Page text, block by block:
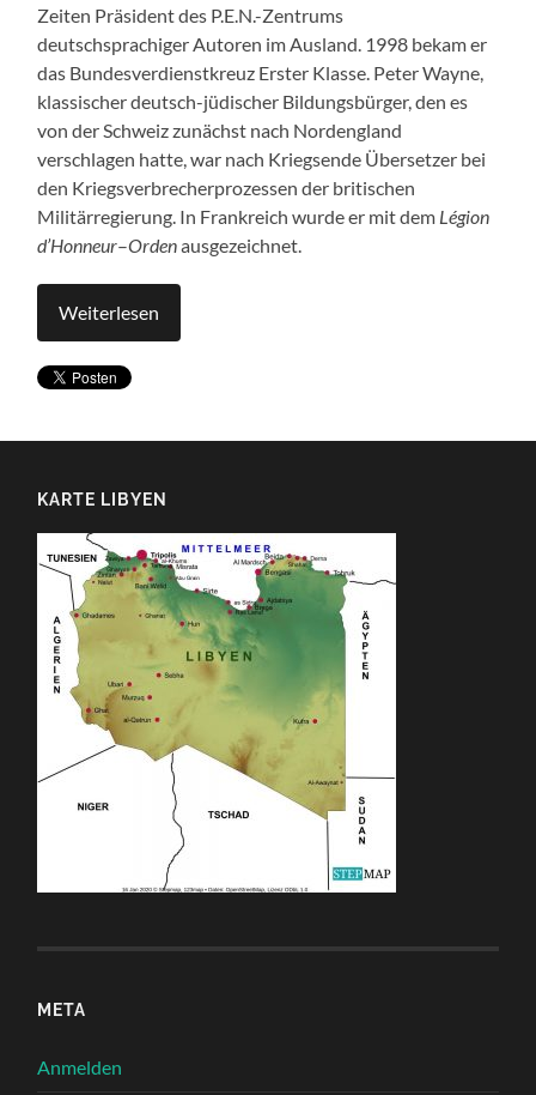
Zeiten Präsident des P.E.N.-Zentrums
deutschsprachiger Autoren im Ausland. 1998 bekam er
das Bundesverdienstkreuz Erster Klasse. Peter Wayne,
klassischer deutsch-jüdischer Bildungsbürger, den es
von der Schweiz zunächst nach Nordengland
verschlagen hatte, war nach Kriegsende Übersetzer bei
den Kriegsverbrecherprozessen der britischen
Militärregierung. In Frankreich wurde er mit dem Légion
d’Honneur–Ordenausgezeichnet.
Weiterlesen
KARTE LIBYEN
META
Anmelden